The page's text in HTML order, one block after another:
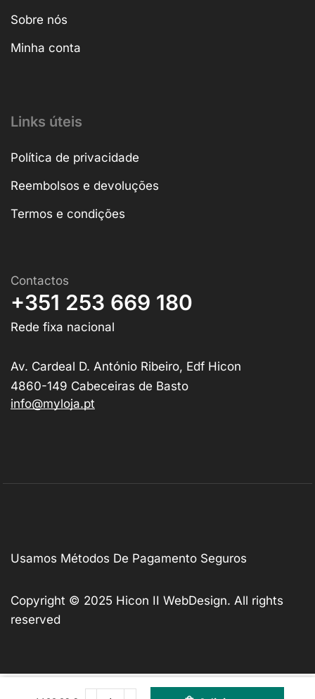
Sobre nós
Minha conta
Links úteis
Política de privacidade
Reembolsos e devoluções
Termos e condições
Contactos
+351 253 669 180
Rede fixa nacional
Av. Cardeal D. António Ribeiro, Edf Hicon
4860-149 Cabeceiras de Basto
info@myloja.pt
Usamos Métodos De Pagamento Seguros
Copyright © 2025 Hicon II WebDesign. All rights
reserved